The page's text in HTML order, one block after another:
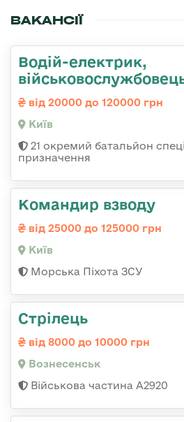
ВАКАНСІЇ
Водій-електрик,
від 20000 до 120000 грн
Київ
21 окремий батальйон
призначення
Командир взводу
від 25000 до 125000 грн
Київ
Морська Піхота ЗСУ
Стрілець
від 8000 до 10000 грн
Вознесенськ
Військова частина А2920